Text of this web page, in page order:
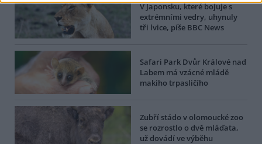
V Japonsku, které bojuje s
extrémními vedry, uhynuly
tři lvice, píše BBC News
Safari Park Dvůr Králové nad
Labem má vzácné mládě
makiho trpasličího
Zubří stádo v olomoucké zoo
se rozrostlo o dvě mláďata,
už dovádí ve výběhu